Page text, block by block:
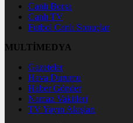
Canlı Borsa
Canlı TV
Futbol Canlı Sonuçlar
MULTİMEDYA
Gazeteler
Hava Durumu
Haber Gönder
Namaz Vakitleri
TV Yayın Akışları